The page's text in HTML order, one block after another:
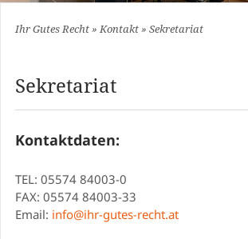
Ihr Gutes Recht» Kontakt» Sekretariat
Sekretariat
Kontaktdaten:
TEL: 05574 84003-0
FAX: 05574 84003-33
Email: info@ihr-gutes-recht.at